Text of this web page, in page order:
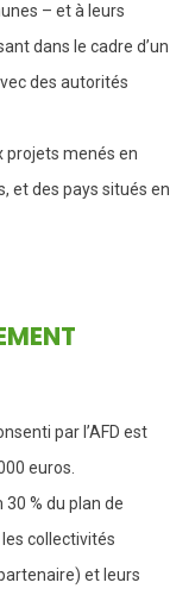
– et à leurs
dans le cadre d’un
des autorités
projets menés en
et des pays situés en
par l’AFD est
euros.
% du plan de
collectivités
et leurs